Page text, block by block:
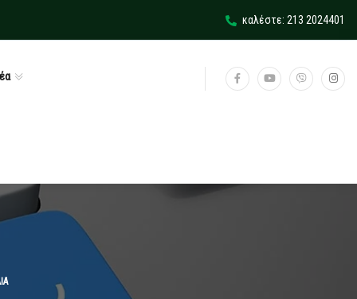
καλέστε: 213 2024401